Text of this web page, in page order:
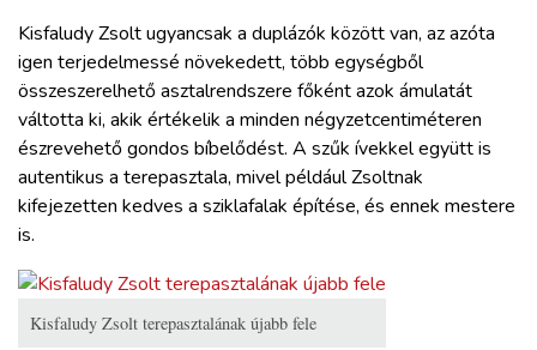
Kisfaludy Zsolt ugyancsak a duplázók között van, az azóta
igen terjedelmessé növekedett, több egységből
összeszerelhető asztalrendszere főként azok ámulatát
váltotta ki, akik értékelik a minden négyzetcentiméteren
észrevehető gondos bíbelődést. A szűk ívekkel együtt is
autentikus a terepasztala, mivel például Zsoltnak
kifejezetten kedves a sziklafalak építése, és ennek mestere
is.
Kisfaludy Zsolt terepasztalának újabb fele